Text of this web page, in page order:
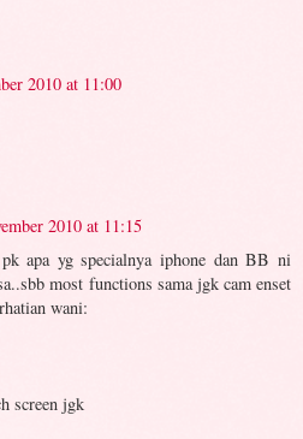
2010 at 11:00
2010 at 11:15
apa yg specialnya iphone dan BB ni
most functions sama jgk cam enset
wani:
screen jgk